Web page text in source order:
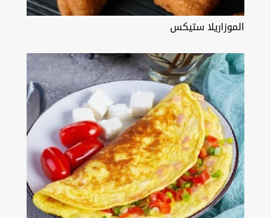
الموزاريلا ستيكس